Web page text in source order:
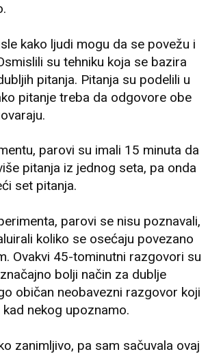
kako ljudi mogu da se povežu i
su tehniku koja se bazira
pitanja. Pitanja su podelili u
pitanje treba da odgovore obe
parovi su imali 15 minuta da
pitanja iz jednog seta, pa onda
set pitanja.
parovi se nisu poznavali,
koliko se osećaju povezano
Ovakvi 45-tominutni razgovori su
bolji način za dublje
običan neobavezni razgovor koji
nekog upoznamo.
zanimljivo, pa sam sačuvala ovaj